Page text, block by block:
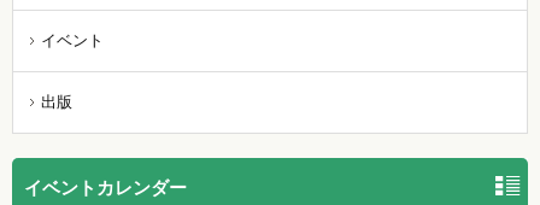
イベント
出版
イベントカレンダー